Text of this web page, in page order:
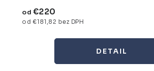
od €181,82 bez DPH
od €220
DETAIL